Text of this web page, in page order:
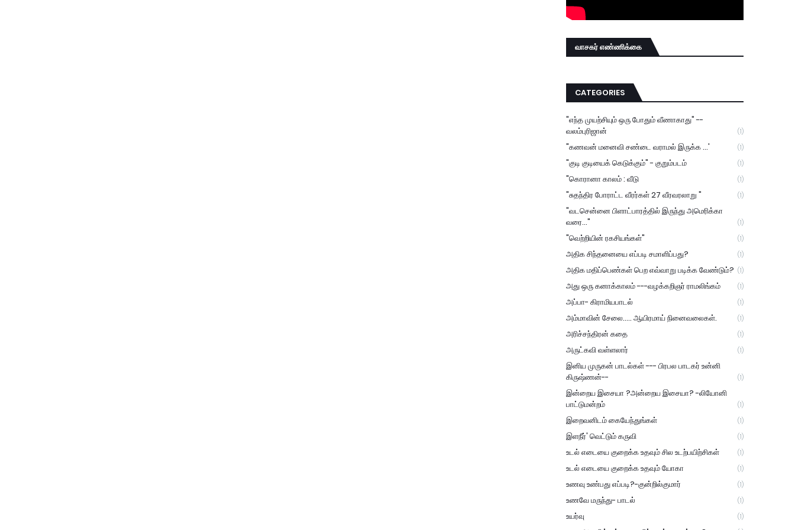
வாசகர் எண்ணிக்கை
CATEGORIES
"எந்த முயற்சியும் ஒரு போதும் வீணாகாது" --
வலம்புரிஜான்
(1)
"கணவன் மனைவி சண்டை வராமல் இருக்க ...' (1)
"குடி குடியைக் கெடுக்கும்" - குறும்படம் (1)
"கொரானா காலம் : வீடு (1)
"சுதந்திர போராட்ட வீரர்கள் 27 வீரவரலாறு " (1)
"வடசென்னை பிளாட்பாரத்தில் இருந்து அமெரிக்கா
வரை..."
(1)
"வெற்றியின் ரகசியங்கள்" (1)
அதிக சிந்தனையை எப்படி சமாளிப்பது? (1)
அதிக மதிப்பெண்கள் பெற எவ்வாறு படிக்க வேண்டும்? (1)
அது ஒரு கனாக்காலம் ---வழக்கறிஞர் ராமலிங்கம் (1)
அப்பா- கிராமியபாடல் (1)
அம்மாவின் சேலை..... ஆயிரமாய் நினைவலைகள். (1)
அரிச்சந்திரன் கதை (1)
அருட்கவி வள்ளலார் (1)
இனிய முருகன் பாடல்கள் --- பிரபல பாடகர் உன்னி
கிருஷ்ணன்--
(1)
இன்றைய இசையா ?அன்றைய இசையா? -லியோனி
பாட்டுமன்றம்
(1)
இறைவனிடம் கையேந்துங்கள் (1)
இளநீர்' வெட்டும் கருவி (1)
உடல் எடையை குறைக்க உதவும் சில உடற்பயிற்சிகள் (1)
உடல் எடையை குறைக்க உதவும் யோகா (1)
உணவு உண்பது எப்படி?-குன்றில்குமார் (1)
உணவே மருந்து- பாடல் (1)
உயர்வு (1)